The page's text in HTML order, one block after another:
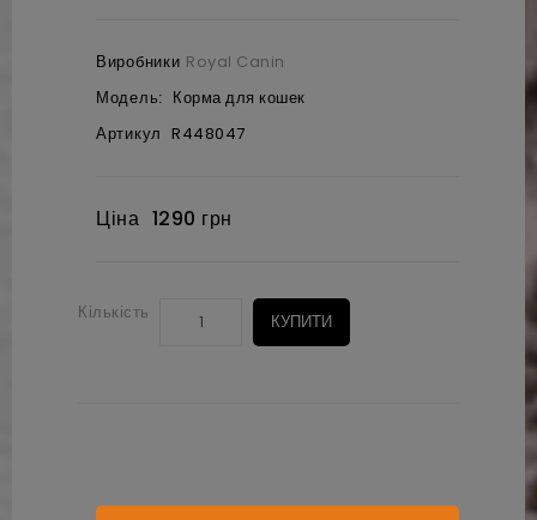
Виробники Royal Canin
Модель: Корма для кошек
Артикул R448047
Ціна 1290 грн
Кількість КУПИТИ